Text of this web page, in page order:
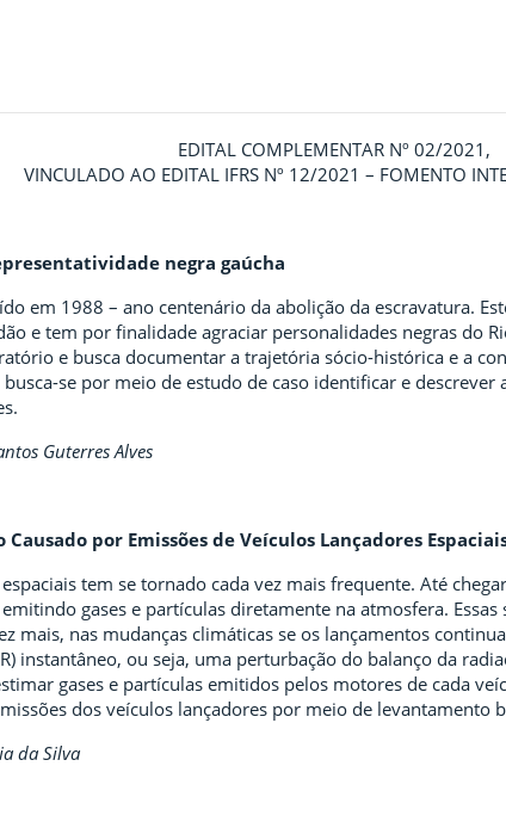
EDITAL COMPLEMENTAR Nº 02/2021,
VINCULADO AO EDITAL IFRS Nº 12/2021 – FOMENTO
negra gaúcha
em 1988 – ano centenário da abolição da escravatura.
e tem por finalidade agraciar personalidades negras do
e busca documentar a trajetória sócio-histórica e a
se por meio de estudo de caso identificar e
Guterres Alves
por Emissões de Veículos Lançadores
tem se tornado cada vez mais frequente. Até
gases e partículas diretamente na atmosfera.
mais, nas mudanças climáticas se os lançamentos
instantâneo, ou seja, uma perturbação do balanço da
gases e partículas emitidos pelos motores de cada
dos veículos lançadores por meio de levantamento
da Silva